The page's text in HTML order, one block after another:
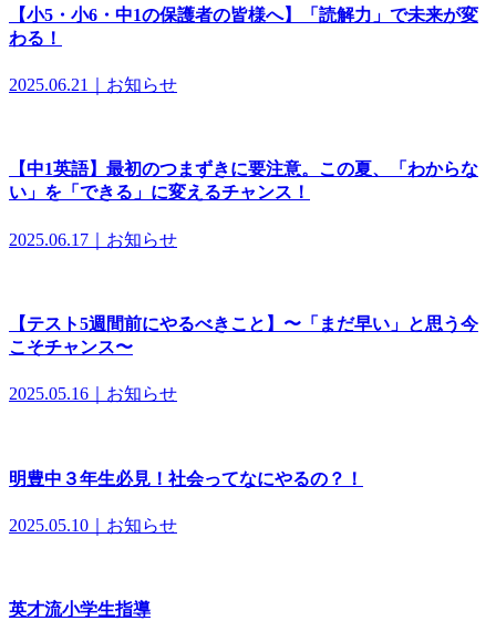
【小5・小6・中1の保護者の皆様へ】「読解力」で未来が変
わる！
2025.06.21｜お知らせ
【中1英語】最初のつまずきに要注意。この夏、「わからな
い」を「できる」に変えるチャンス！
2025.06.17｜お知らせ
【テスト5週間前にやるべきこと】〜「まだ早い」と思う今
こそチャンス〜
2025.05.16｜お知らせ
明豊中３年生必見！社会ってなにやるの？！
2025.05.10｜お知らせ
英才流小学生指導